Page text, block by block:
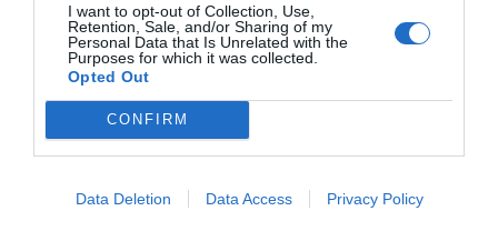
I want to opt-out of Collection, Use,
Retention, Sale, and/or Sharing of my
Personal Data that Is Unrelated with the
Purposes for which it was collected.
Opted Out
CONFIRM
Data Deletion Data Access Privacy Policy